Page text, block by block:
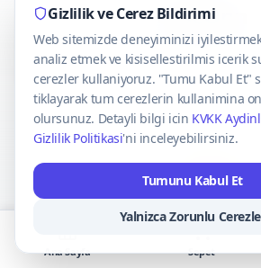
CaseOnn
© 2025 CaseOnn. Tüm
VISA
Gizlilik ve Cerez Bildirimi
Web sitemizde deneyiminizi
analiz etmek ve kisisellestirilmis icerik
cerezler kullaniyoruz. "Tumu Kabul Et"
tiklayarak tum cerezlerin kullanimina
olursunuz. Detayli bilgi icin KVKK
Gizlilik Politikasi'ni inceleyebilirsiniz.
Tumunu Kabul Et
Yalnizca Zorunlu
Ana Sayfa Sepet